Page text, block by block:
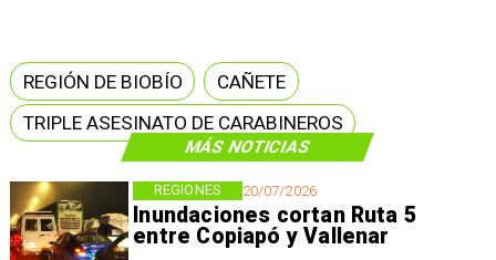
MÁS NOTICIAS
20/07/2026
Inundaciones cortan Ruta 5
entre Copiapó y Vallenar
REGIONES
REGIÓN DE BIOBÍO
CAÑETE
TRIPLE ASESINATO DE CARABINEROS